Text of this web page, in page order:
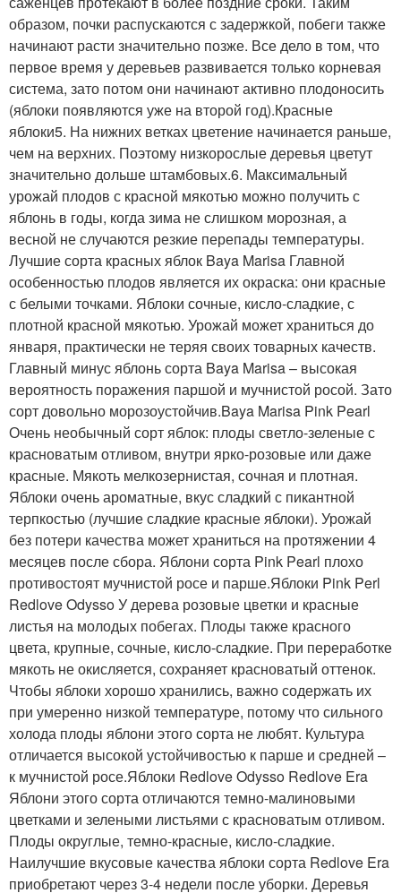
образом, почки распускаются с задержкой, побеги также
начинают расти значительно позже. Все дело в том, что
первое время у деревьев развивается только корневая
система, зато потом они начинают активно плодоносить
(яблоки появляются уже на второй год).Красные
яблоки5. На нижних ветках цветение начинается раньше,
чем на верхних. Поэтому низкорослые деревья цветут
значительно дольше штамбовых.6. Максимальный
урожай плодов с красной мякотью можно получить с
яблонь в годы, когда зима не слишком морозная, а
весной не случаются резкие перепады температуры.
Лучшие сорта красных яблок Baya Marisa Главной
особенностью плодов является их окраска: они красные
с белыми точками. Яблоки сочные, кисло-сладкие, с
плотной красной мякотью. Урожай может храниться до
января, практически не теряя своих товарных качеств.
Главный минус яблонь сорта Baya Marisa – высокая
вероятность поражения паршой и мучнистой росой. Зато
сорт довольно морозоустойчив.Baya Marisa Pink Pearl
Очень необычный сорт яблок: плоды светло-зеленые с
красноватым отливом, внутри ярко-розовые или даже
красные. Мякоть мелкозернистая, сочная и плотная.
Яблоки очень ароматные, вкус сладкий с пикантной
терпкостью (лучшие сладкие красные яблоки). Урожай
без потери качества может храниться на протяжении 4
месяцев после сбора. Яблони сорта Pink Pearl плохо
противостоят мучнистой росе и парше.Яблоки Pink Perl
Redlove Odysso У дерева розовые цветки и красные
листья на молодых побегах. Плоды также красного
цвета, крупные, сочные, кисло-сладкие. При переработке
мякоть не окисляется, сохраняет красноватый оттенок.
Чтобы яблоки хорошо хранились, важно содержать их
при умеренно низкой температуре, потому что сильного
холода плоды яблони этого сорта не любят. Культура
отличается высокой устойчивостью к парше и средней –
к мучнистой росе.Яблоки Redlove Odysso Redlove Era
Яблони этого сорта отличаются темно-малиновыми
цветками и зелеными листьями с красноватым отливом.
Плоды округлые, темно-красные, кисло-сладкие.
Наилучшие вкусовые качества яблоки сорта Redlove Era
приобретают через 3-4 недели после уборки. Деревья